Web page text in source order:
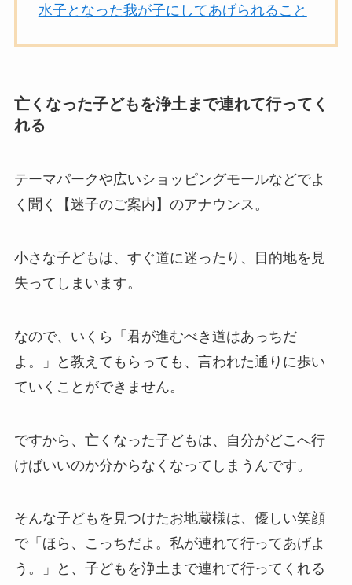
水子となった我が子にしてあげられること
亡くなった子どもを浄土まで連れて行ってく
れる
テーマパークや広いショッピングモールなどでよ
く聞く【迷子のご案内】のアナウンス。
小さな子どもは、すぐ道に迷ったり、目的地を見
失ってしまいます。
なので、いくら「君が進むべき道はあっちだ
よ。」と教えてもらっても、言われた通りに歩い
ていくことができません。
ですから、亡くなった子どもは、自分がどこへ行
けばいいのか分からなくなってしまうんです。
そんな子どもを見つけたお地蔵様は、優しい笑顔
で「ほら、こっちだよ。私が連れて行ってあげよ
う。」と、子どもを浄土まで連れて行ってくれる